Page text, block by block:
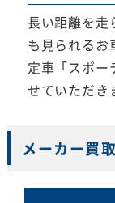
長い距離を走
も見られるお
定車「スポー
せていただき
メーカー買